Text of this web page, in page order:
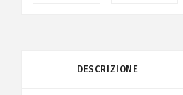
DESCRIZIONE